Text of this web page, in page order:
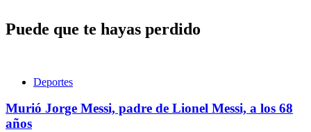
Puede que te hayas perdido
Deportes
Murió Jorge Messi, padre de Lionel Messi, a los 68
años